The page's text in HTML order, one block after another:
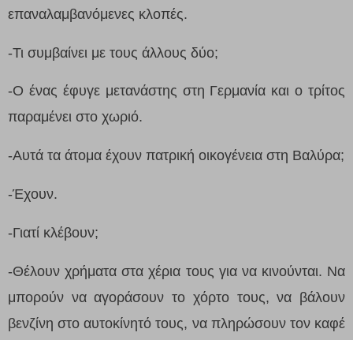
επαναλαμβανόμενες κλοπές.
-Τι συμβαίνει με τους άλλους δύο;
-Ο ένας έφυγε μετανάστης στη Γερμανία και ο τρίτος
παραμένει στο χωριό.
-Αυτά τα άτομα έχουν πατρική οικογένεια στη Βαλύρα;
-Έχουν.
-Γιατί κλέβουν;
-Θέλουν χρήματα στα χέρια τους για να κινούνται. Να
μπορούν να αγοράσουν το χόρτο τους, να βάλουν
βενζίνη στο αυτοκίνητό τους, να πληρώσουν τον καφέ